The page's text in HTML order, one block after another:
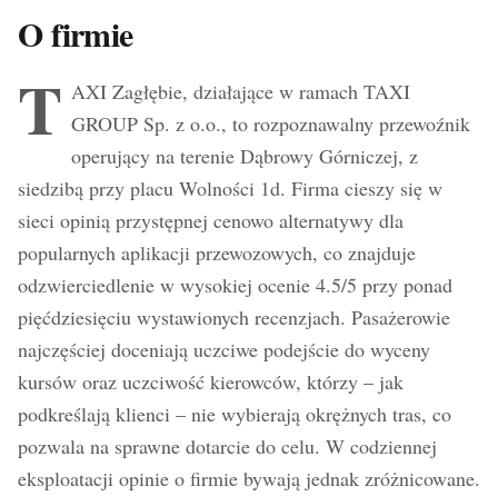
O firmie
T AXI Zagłębie, działające w ramach TAXI
GROUP Sp. z o.o., to rozpoznawalny przewoźnik
operujący na terenie Dąbrowy Górniczej, z
siedzibą przy placu Wolności 1d. Firma cieszy się w
sieci opinią przystępnej cenowo alternatywy dla
popularnych aplikacji przewozowych, co znajduje
odzwierciedlenie w wysokiej ocenie 4.5/5 przy ponad
pięćdziesięciu wystawionych recenzjach. Pasażerowie
najczęściej doceniają uczciwe podejście do wyceny
kursów oraz uczciwość kierowców, którzy – jak
podkreślają klienci – nie wybierają okrężnych tras, co
pozwala na sprawne dotarcie do celu. W codziennej
eksploatacji opinie o firmie bywają jednak zróżnicowane.